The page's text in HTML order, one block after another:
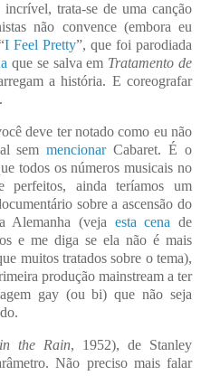
trata-se de uma canção
não convence (embora eu
I Feel Pretty”, que foi parodiada
que se salva em Tratamento de
a história. E coreografar
deve ter notado como eu não
semmencionarCabaret. É o
todos os números musicais no
perfeitos, ainda teríamos um
tário sobre a ascensão do
Alemanha (veja esta cena de
e me diga se ela não é mais
muitos tratados sobre o tema),
produção mainstream a ter
gay (ou bi) que não seja
the Rain, 1952), de Stanley
Não preciso mais falar